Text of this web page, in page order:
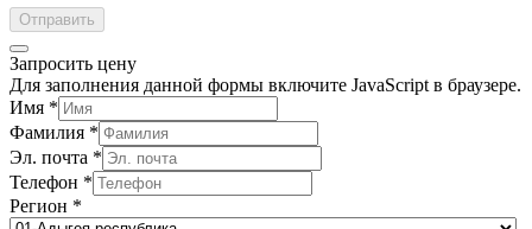
Отправить
Запросить цену
Для заполнения данной формы включите JavaScript в браузере.
Имя *
Фамилия *
Эл. почта *
Телефон *
Регион *